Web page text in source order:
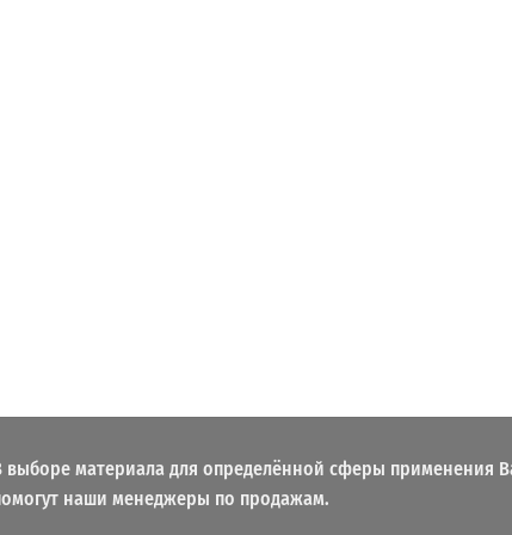
выборе материала для определённой сферы применения
наши менеджеры по продажам.